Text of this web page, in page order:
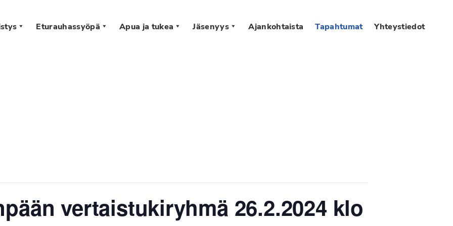
Eturauhassyöpä Apua ja tukea Jäsenyys Ajankohtaista Tapahtumat Yhteystiedot
vertaistukiryhmä 26.2.2024 klo